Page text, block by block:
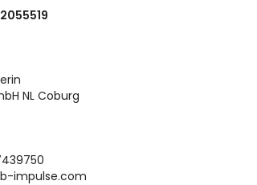
NL Coburg
impulse.com